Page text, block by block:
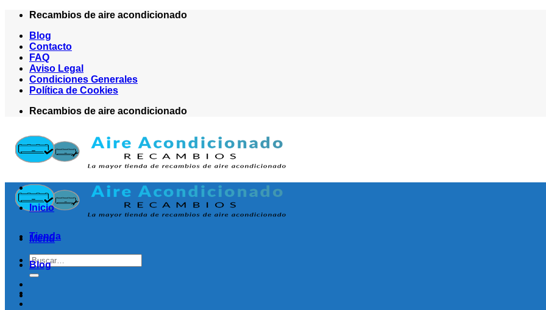
Saltar
contenido
Recambios de aire acondicionado
Blog
Contacto
FAQ
Aviso Legal
Condiciones Generales
Política de Cookies
Recambios de aire acondicionado
Menú
Buscar
por:
Inicio
Tienda
Blog